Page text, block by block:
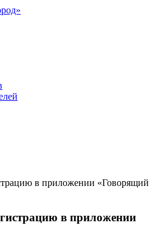
в приложении